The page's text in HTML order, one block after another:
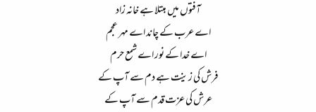
آفتوں میں مبتلا ہے خانہ زاد​
اے عرب کے چاند اے مہر عجم​
اے خدا کے نور اے شمع حرم​
فرش کی زینت ہے دم سے آپ کے​
عرش کی عزت قدم سے آپ کے​